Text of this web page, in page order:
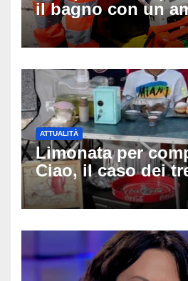
il bagno con un
a 19 anni dopo
disperati tentativi
ATTUALITÀ
Limonata per
Ciao, il caso dei
divide l’Italia:
in Regione,